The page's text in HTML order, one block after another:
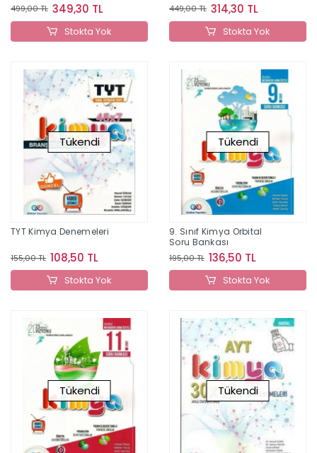
Orbital Yayınları
499,00 TL 349,30 TL
Stokta Yok
449,00 TL 314,30 TL
Stokta Yok
Tükendi
TYT Kimya Denemeleri
155,00 TL 108,50 TL
Stokta Yok
Tükendi
9. Sınıf Kimya Orbital
Soru Bankası
195,00 TL 136,50 TL
Stokta Yok
Tükendi Tükendi